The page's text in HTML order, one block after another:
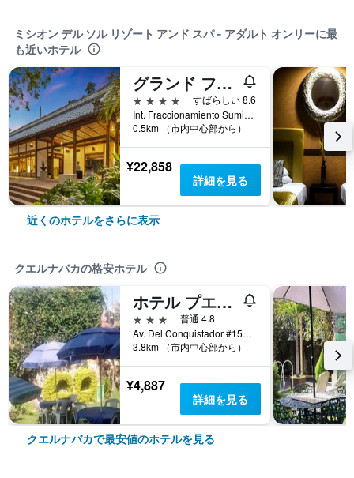
ミシオン デル ソル リゾート アンド スパ - アダルト オンリーに最
も近いホテル
グランド フィエスタ アメリカーナ スミヤ クエルナバカ
4つ星
すばらしい 8.6
Int. Fraccionamiento Sumiya, クエルナバカ, モレロス州, メキシコ
0.5km （市内中心部から）
¥22,858
詳細を見る
近くのホテルをさらに表示
クエルナバカの格安ホテル
ホテル プエルタ デル シエロ
3つ星
普通 4.8
Av. Del Conquistador #156, クエルナバカ, モレロス州, メキシコ
3.8km （市内中心部から）
¥4,887
詳細を見る
クエルナバカで最安値のホテルを見る